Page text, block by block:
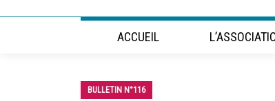
ACCUEIL
BULLETIN N°116